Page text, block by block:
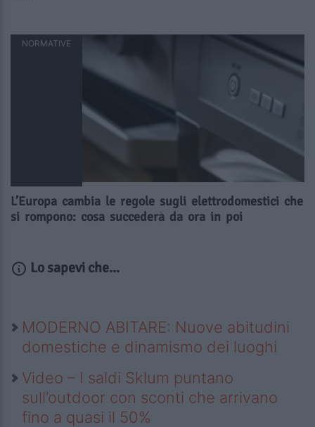
NORMATIVE
L’Europa cambia le regole sugli elettrodomestici che
si rompono: cosa succederà da ora in poi
Lo sapevi che...
MODERNO ABITARE: Nuove abitudini
domestiche e dinamismo dei luoghi
Video – I saldi Sklum puntano
sull’outdoor con sconti che arrivano
fino a quasi il 50%